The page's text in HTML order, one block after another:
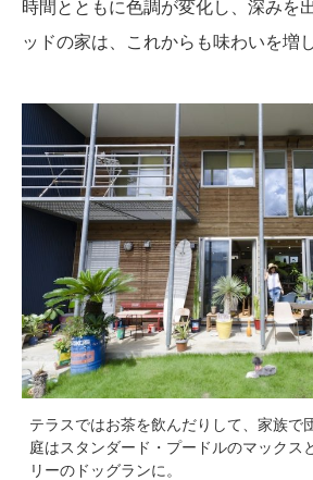
時間とともに色調が変化し、深みを
ッドの家は、これからも味わいを増
テラスではお茶を飲んだりして、家族で
庭はスタンダード・プードルのマックス
リーのドッグランに。